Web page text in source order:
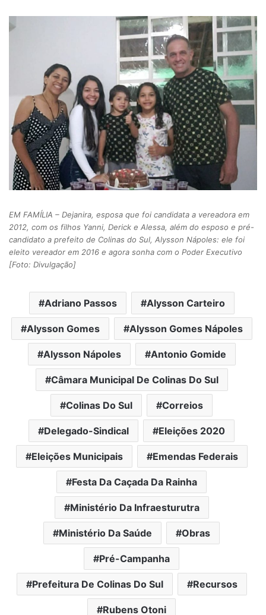
EM FAMÍLIA – Dejanira, esposa que foi candidata a vereadora em
2012, com os filhos Yanni, Derick e Alessa, além do esposo e pré-
candidato a prefeito de Colinas do Sul, Alysson Nápoles: ele foi
eleito vereador em 2016 e agora sonha com o Poder Executivo
[Foto: Divulgação]
Adriano Passos Alysson Carteiro
Alysson Gomes Alysson Gomes Nápoles
Alysson Nápoles Antonio Gomide
Câmara Municipal De Colinas Do Sul
Colinas Do Sul Correios
Delegado-Sindical Eleições 2020
Eleições Municipais Emendas Federais
Festa Da Caçada Da Rainha
Ministério Da Infraesturutra
Ministério Da Saúde Obras
Pré-Campanha
Prefeitura De Colinas Do Sul Recursos
Rubens Otoni